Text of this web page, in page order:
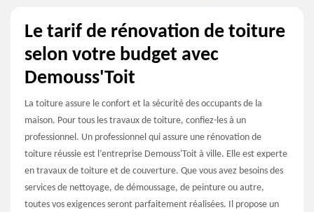
Le tarif de rénovation de toiture
selon votre budget avec
Demouss'Toit
La toiture assure le confort et la sécurité des occupants de la
maison. Pour tous les travaux de toiture, confiez-les à un
professionnel. Un professionnel qui assure une rénovation de
toiture réussie est l’entreprise Demouss'Toit à ville. Elle est experte
en travaux de toiture et de couverture. Que vous avez besoins des
services de nettoyage, de démoussage, de peinture ou autre,
toutes vos exigences seront parfaitement réalisées. Il propose un